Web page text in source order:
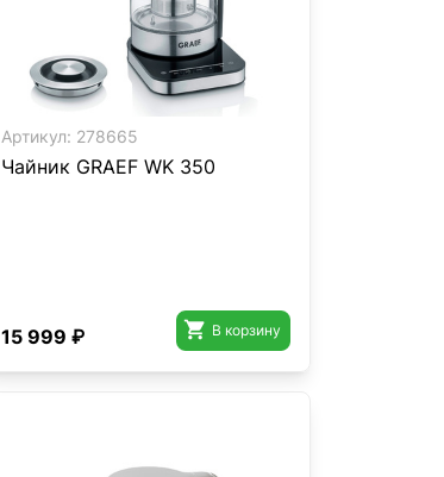
Артикул: 278665
Чайник GRAEF WK 350
15 999 ₽  В корзину